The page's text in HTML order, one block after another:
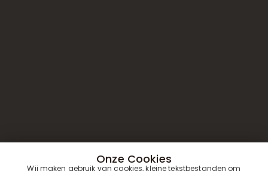
Onze Cookies
Wij maken gebruik van cookies, kleine tekstbestanden om